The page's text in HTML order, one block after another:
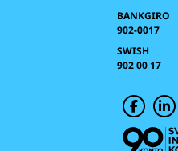
BANKGIRO
902-0017
SWISH
902 00 17